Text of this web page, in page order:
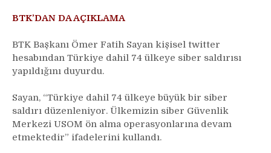
BTK’DAN DA AÇIKLAMA
BTK Başkanı Ömer Fatih Sayan kişisel twitter
hesabından Türkiye dahil 74 ülkeye siber saldırısı
yapıldığını duyurdu.
Sayan, “Türkiye dahil 74 ülkeye büyük bir siber
saldırı düzenleniyor. Ülkemizin siber Güvenlik
Merkezi USOM ön alma operasyonlarına devam
etmektedir” ifadelerini kullandı.